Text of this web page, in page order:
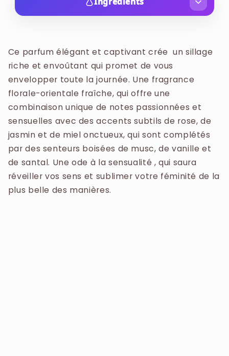
parfums les plus populaires au monde. Avec
et l’élégance avec ce bijou parfumé !
HYDROXYCITRONELLAL, ETHYLHEXYL
METHOXYCINNAMATE, DIETHYLAMINO
HYDROXYBENZOYL HEXYL BENZOATE, BENZYL
SALICYLATE, BENZYL ALCOHOL, CINNAMYL
ALCOHOL, BENZYL BENZOATE, CITRONELLOL,
BHT, GERANIOL, LINALOOL, EUGENOL,
LIMONENE, COUMARIN, ISOEUGENOL, CITRAL,
CINNAMAL, ANISE ALCOHOL, CI 14700 / RED 4,
CI 19140 / YELLOW 5, CI 61570 / GREEN 5
(F.I.L. D237920/1).
Ce parfum élégant et captivant crée un sillage
riche et envoûtant qui promet de vous
envelopper toute la journée. Une fragrance
florale-orientale fraîche, qui offre une
combinaison unique de notes passionnées et
sensuelles avec des accents subtils de rose, de
jasmin et de miel onctueux, qui sont complétés
par des senteurs boisées de musc, de vanille et
de santal. Une ode à la sensualité , qui saura
réveiller vos sens et sublimer votre féminité de la
plus belle des manières.